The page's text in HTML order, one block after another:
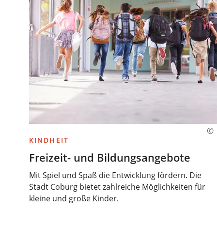
KINDHEIT
Freizeit- und Bildungsangebote
Mit Spiel und Spaß die Entwicklung fördern. Die
Stadt Coburg bietet zahlreiche Möglichkeiten für
kleine und große Kinder.